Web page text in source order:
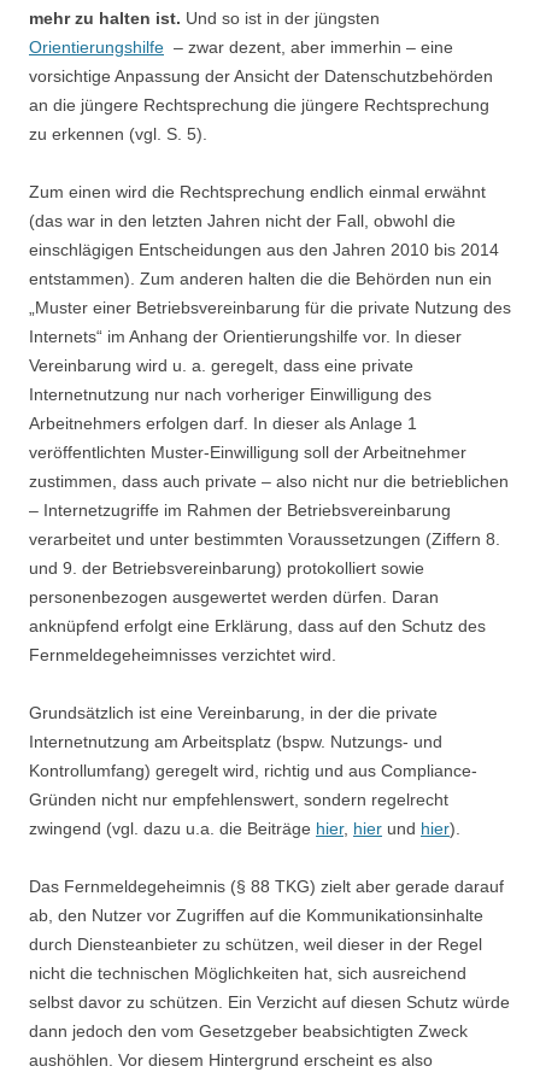
mehr zu halten ist. Und so ist in der jüngsten
Orientierungshilfe – zwar dezent, aber immerhin – eine
vorsichtige Anpassung der Ansicht der Datenschutzbehörden
an die jüngere Rechtsprechung die jüngere Rechtsprechung
zu erkennen (vgl. S. 5).
Zum einen wird die Rechtsprechung endlich einmal erwähnt
(das war in den letzten Jahren nicht der Fall, obwohl die
einschlägigen Entscheidungen aus den Jahren 2010 bis 2014
entstammen). Zum anderen halten die die Behörden nun ein
„Muster einer Betriebsvereinbarung für die private Nutzung des
Internets“ im Anhang der Orientierungshilfe vor. In dieser
Vereinbarung wird u. a. geregelt, dass eine private
Internetnutzung nur nach vorheriger Einwilligung des
Arbeitnehmers erfolgen darf. In dieser als Anlage 1
veröffentlichten Muster-Einwilligung soll der Arbeitnehmer
zustimmen, dass auch private – also nicht nur die betrieblichen
– Internetzugriffe im Rahmen der Betriebsvereinbarung
verarbeitet und unter bestimmten Voraussetzungen (Ziffern 8.
und 9. der Betriebsvereinbarung) protokolliert sowie
personenbezogen ausgewertet werden dürfen. Daran
anknüpfend erfolgt eine Erklärung, dass auf den Schutz des
Fernmeldegeheimnisses verzichtet wird.
Grundsätzlich ist eine Vereinbarung, in der die private
Internetnutzung am Arbeitsplatz (bspw. Nutzungs- und
Kontrollumfang) geregelt wird, richtig und aus Compliance-
Gründen nicht nur empfehlenswert, sondern regelrecht
zwingend (vgl. dazu u.a. die Beiträge hier, hier und hier).
Das Fernmeldegeheimnis (§ 88 TKG) zielt aber gerade darauf
ab, den Nutzer vor Zugriffen auf die Kommunikationsinhalte
durch Diensteanbieter zu schützen, weil dieser in der Regel
nicht die technischen Möglichkeiten hat, sich ausreichend
selbst davor zu schützen. Ein Verzicht auf diesen Schutz würde
dann jedoch den vom Gesetzgeber beabsichtigten Zweck
aushöhlen. Vor diesem Hintergrund erscheint es also